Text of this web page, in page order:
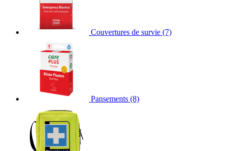
Couvertures de survie (7)
Pansements (8)